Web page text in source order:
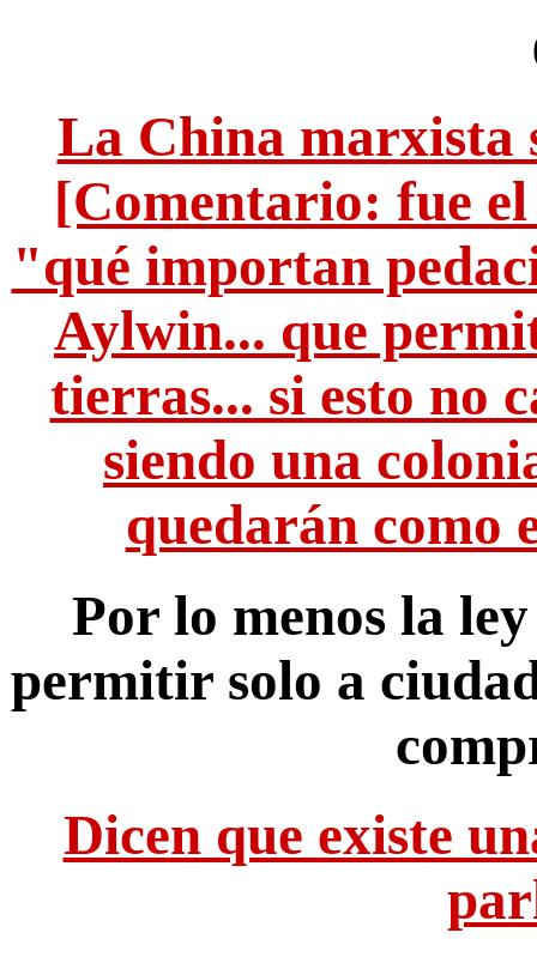
La China marxista
[Comentario: fue
"qué importan
Aylwin... que
tierras... si esto no
siendo una
quedarán como
Por lo menos la
permitir solo a
Dicen que existe